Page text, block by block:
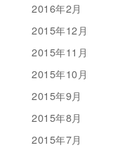
2016年2月
2015年12月
2015年11月
2015年10月
2015年9月
2015年8月
2015年7月